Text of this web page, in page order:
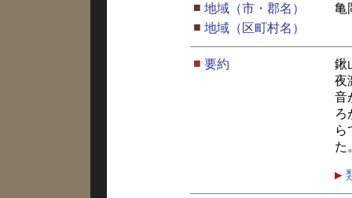
■ 地域（市・郡名）
亀
■ 地域（区町村名）
■ 要約
鍬
夜
音
ろ
ら
た